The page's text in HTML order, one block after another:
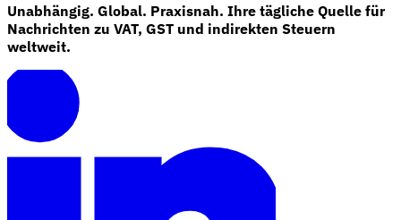
Unabhängig. Global. Praxisnah. Ihre tägliche Quelle für
Nachrichten zu VAT, GST und indirekten Steuern
weltweit.